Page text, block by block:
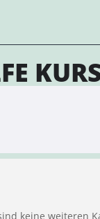
keine weiteren